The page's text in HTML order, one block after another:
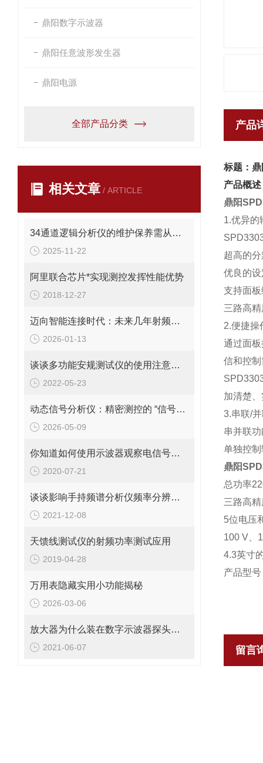
鼎阳数字示波器
鼎阳任意波形发生器
鼎阳电源
全部产品分类
相关文章 / ARTICLE
34通道逻辑分析仪的维护保养需从以下方面入手
2025-11-22
阿里联合芯片*实现测控发挥性能优势
2018-12-27
迈向智能连接时代：未来几年射频技术发展趋势与创新突破
2026-01-13
谈谈多功能安规测试仪的使用注意事项及安规测试的基本要求
2022-05-23
动态信号分析仪：精密测控的 “信号解码中枢”
2026-05-09
你知道如何使用示波器观察电信号波形吗？
2020-07-21
谈谈影响手持频谱分析仪频率分辨率的因素
2021-12-08
天馈线测试仪的射频功率测试应用
2019-04-28
万用表隐藏实用小功能揭秘
2026-03-06
放大器为什么装在数字示波器探头的前端？
2021-06-07
产品
标题：
产品概述
鼎阳
1.优异的
超高的
优良的
支持面
三路高
2.便捷操
通过面
信和控
加清楚
3.串联/
串并联
单独控
鼎阳
总功率
三路高
5位电压
100 V、
4.3英寸
产品型号
留言